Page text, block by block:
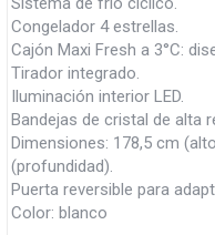
Congelador 4 estrellas.
Cajón Maxi Fresh a 3°C:
Tirador integrado.
Iluminación interior LED.
Bandejas de cristal de alta
Dimensiones: 178,5 cm
(profundidad).
Puerta reversible para
Color: blanco